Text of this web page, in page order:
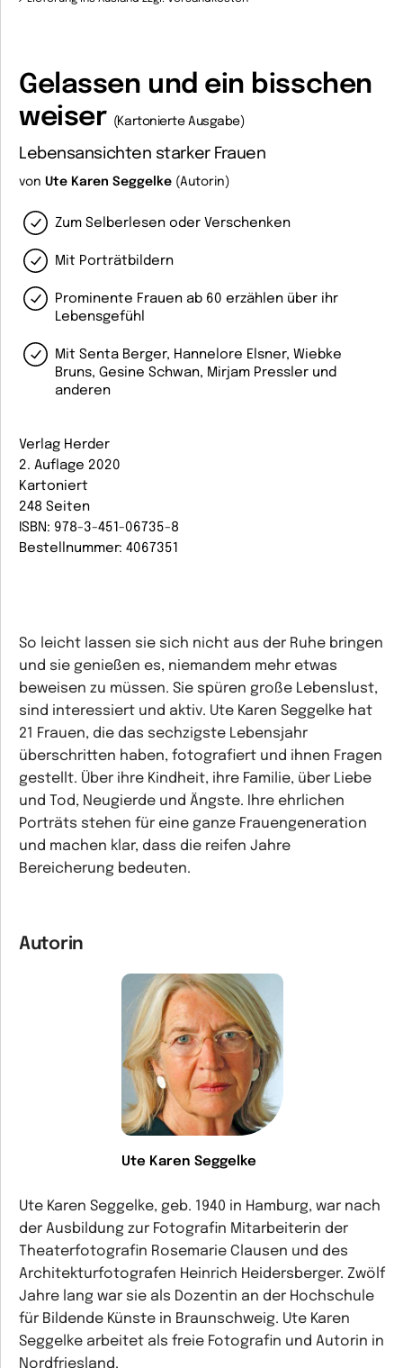
Gelassen und ein bisschen
weiser (Kartonierte Ausgabe)
Lebensansichten starker Frauen
von Ute Karen Seggelke (Autorin)
Zum Selberlesen oder Verschenken
Mit Porträtbildern
Prominente Frauen ab 60 erzählen über ihr
Lebensgefühl
Mit Senta Berger, Hannelore Elsner, Wiebke
Bruns, Gesine Schwan, Mirjam Pressler und
anderen
Verlag Herder
2. Auflage 2020
Kartoniert
248 Seiten
ISBN: 978-3-451-06735-8
Bestellnummer: 4067351
So leicht lassen sie sich nicht aus der Ruhe bringen
und sie genießen es, niemandem mehr etwas
beweisen zu müssen. Sie spüren große Lebenslust,
sind interessiert und aktiv. Ute Karen Seggelke hat
21 Frauen, die das sechzigste Lebensjahr
überschritten haben, fotografiert und ihnen Fragen
gestellt. Über ihre Kindheit, ihre Familie, über Liebe
und Tod, Neugierde und Ängste. Ihre ehrlichen
Porträts stehen für eine ganze Frauengeneration
und machen klar, dass die reifen Jahre
Bereicherung bedeuten.
Autorin
Ute Karen Seggelke
Ute Karen Seggelke, geb. 1940 in Hamburg, war nach
der Ausbildung zur Fotografin Mitarbeiterin der
Theaterfotografin Rosemarie Clausen und des
Architekturfotografen Heinrich Heidersberger. Zwölf
Jahre lang war sie als Dozentin an der Hochschule
für Bildende Künste in Braunschweig. Ute Karen
Seggelke arbeitet als freie Fotografin und Autorin in
Nordfriesland.